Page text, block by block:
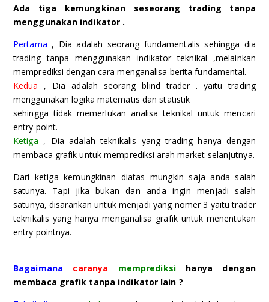
Ada tiga kemungkinan seseorang trading tanpa
menggunakan indikator .
Pertama , Dia adalah seorang fundamentalis sehingga dia
trading tanpa menggunakan indikator teknikal ,melainkan
memprediksi dengan cara menganalisa berita fundamental.
Kedua , Dia adalah seorang blind trader . yaitu trading
menggunakan logika matematis dan statistik
sehingga tidak memerlukan analisa teknikal untuk mencari
entry point.
Ketiga , Dia adalah teknikalis yang trading hanya dengan
membaca grafik untuk memprediksi arah market selanjutnya.
Dari ketiga kemungkinan diatas mungkin saja anda salah
satunya. Tapi jika bukan dan anda ingin menjadi salah
satunya, disarankan untuk menjadi yang nomer 3 yaitu trader
teknikalis yang hanya menganalisa grafik untuk menentukan
entry pointnya.
Bagaimana caranya memprediksi hanya dengan
membaca grafik tanpa indikator lain ?